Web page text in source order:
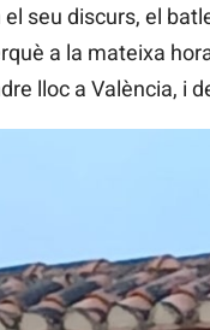
el seu discurs, el
a la mateixa
lloc a València, i